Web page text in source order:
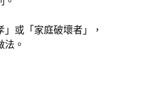
或「家庭破壞者」，
法。